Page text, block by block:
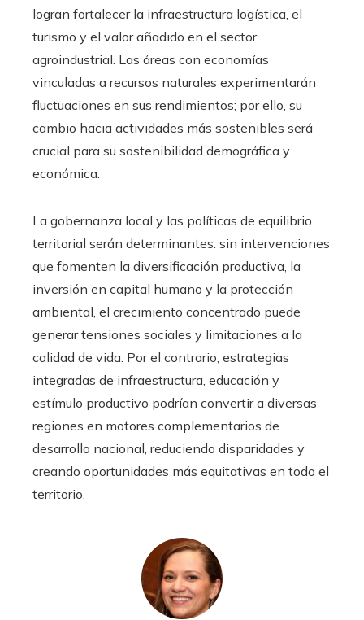
logran fortalecer la infraestructura logística, el
turismo y el valor añadido en el sector
agroindustrial. Las áreas con economías
vinculadas a recursos naturales experimentarán
fluctuaciones en sus rendimientos; por ello, su
cambio hacia actividades más sostenibles será
crucial para su sostenibilidad demográfica y
económica.
La gobernanza local y las políticas de equilibrio
territorial serán determinantes: sin intervenciones
que fomenten la diversificación productiva, la
inversión en capital humano y la protección
ambiental, el crecimiento concentrado puede
generar tensiones sociales y limitaciones a la
calidad de vida. Por el contrario, estrategias
integradas de infraestructura, educación y
estímulo productivo podrían convertir a diversas
regiones en motores complementarios de
desarrollo nacional, reduciendo disparidades y
creando oportunidades más equitativas en todo el
territorio.